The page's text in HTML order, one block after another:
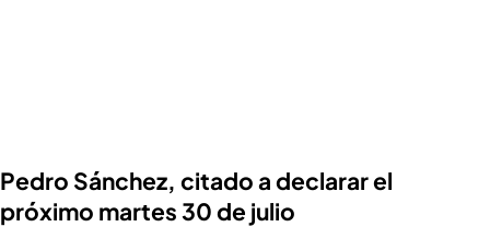
Pedro Sánchez, citado a declarar el
próximo martes 30 de julio